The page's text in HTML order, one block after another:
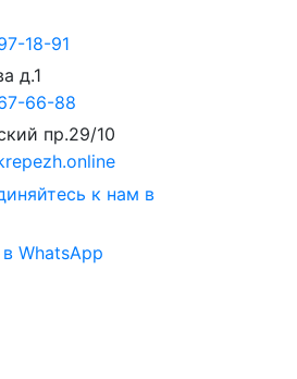
18-91
д.1
66-88
пр.29/10
к нам в
WhatsApp